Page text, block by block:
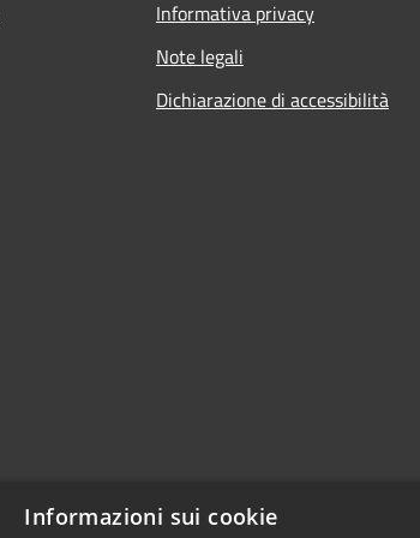
Informativa privacy
Note legali
Dichiarazione di accessibilità
Informazioni sui cookie